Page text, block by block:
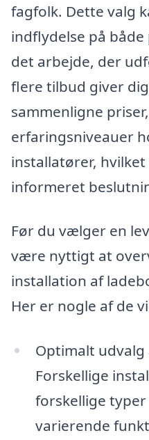
fagfolk. Dette valg
indflydelse på
det arbejde, der
flere tilbud giver
sammenligne
erfaringsniveauer
installatører,
informeret
Før du vælger en
være nyttigt at
installation af
Her er nogle af de
Optimalt
Forskellige
forskellige
varierende